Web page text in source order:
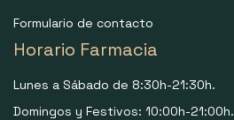
Formulario de contacto
Horario Farmacia
Lunes a Sábado de 8:30h-21:30h.
Domingos y Festivos: 10:00h-21:00h.